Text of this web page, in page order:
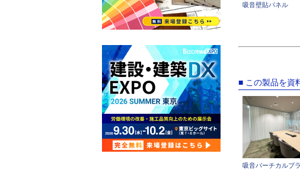
吸音壁貼パネル
■ この製品を資
吸音バーチカルブ